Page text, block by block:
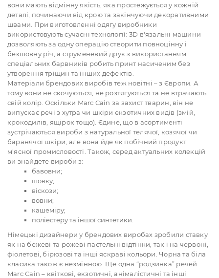
вони мають відмінну якість, яка простежується у кожній
деталі, починаючи від крою та закінчуючи декоративними
швами. При виготовленні одягу виробники
використовують сучасні технології: 3D в'язальні машини
дозволяють за одну операцію створити повноцінну і
безшовну річ, а струменевий друк з використанням
спеціальних барвників робить принт насиченим без
утворення тріщин та інших дефектів.
Матеріали брендових виробів теж новітні – з Європи. А
тому вони не скочуються, не розтягуються та не втрачають
свій колір. Оскільки Marc Cain за захист тварин, він не
випускає речі з хутра чи шкіри екзотичних видів (змій,
крокодилів, ящірок тощо). Єдине, що в асортименті
зустрічаються вироби з натуральної телячої, козячої чи
баранячої шкіри, але вона йде як побічний продукт
м'ясної промисловості. Також, серед актуальних колекцій
ви знайдете вироби з:
бавовни;
шовку;
віскози;
вовни;
кашеміру;
поліестеру та іншої синтетики.
Німецькі дизайнери у брендових виробах зробили ставку
як на бежеві та рожеві пастельні відтінки, так і на червоні,
фіолетові, бірюзові та інші яскраві кольори. Чорна та біла
класика також є незмінною. Ще одна “родзинка” речей
Marc Cain – квіткові, екзотичні, анімалістичні та інші